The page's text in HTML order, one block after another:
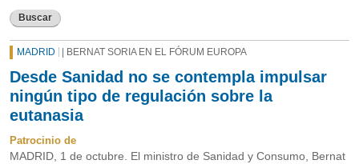
Buscar
MADRID | BERNAT SORIA EN EL FÓRUM EUROPA
Desde Sanidad no se contempla impulsar
ningún tipo de regulación sobre la
eutanasia
Patrocinio de
MADRID, 1 de octubre. El ministro de Sanidad y Consumo, Bernat